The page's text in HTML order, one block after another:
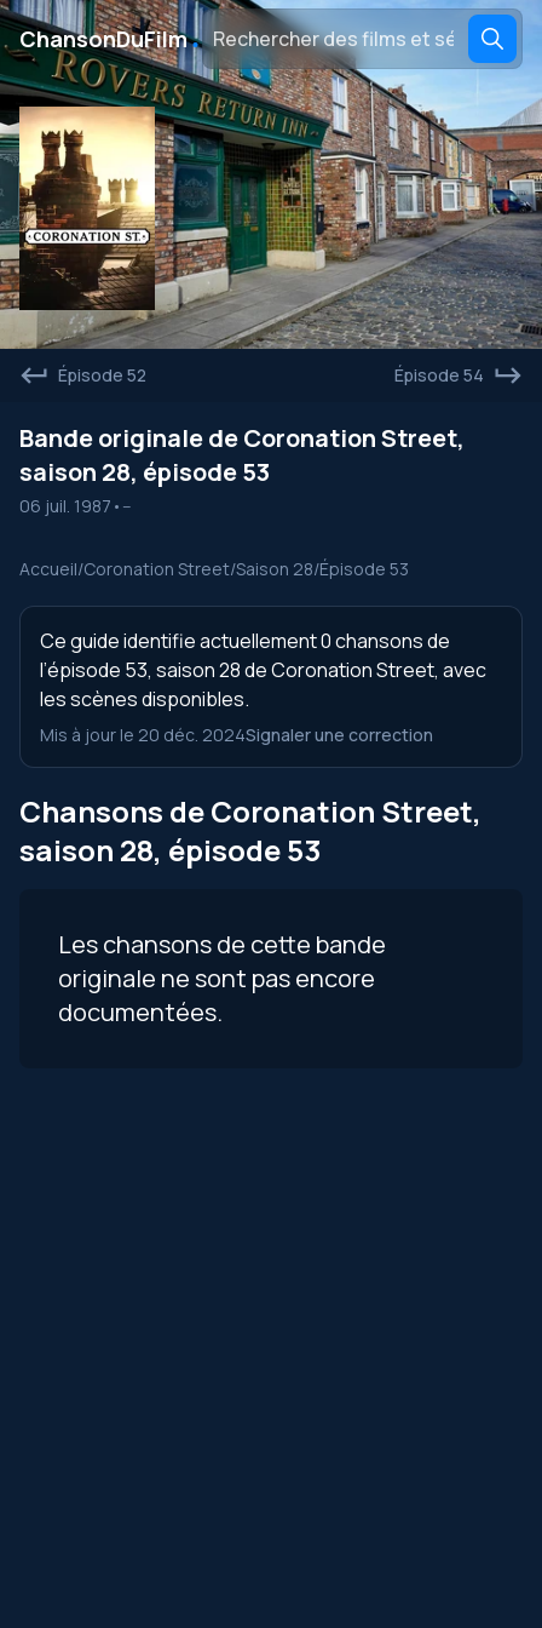
ChansonDuFilm․
Épisode 52 Épisode 54
Bande originale de Coronation Street,
saison 28, épisode 53
06 juil. 1987 • --
Accueil/Coronation Street/Saison 28/Épisode 53
Ce guide identifie actuellement 0 chansons de
l’épisode 53, saison 28 de Coronation Street, avec
les scènes disponibles.
Mis à jour le 20 déc. 2024Signaler une correction
Chansons de Coronation Street,
saison 28, épisode 53
Les chansons de cette bande
originale ne sont pas encore
documentées.